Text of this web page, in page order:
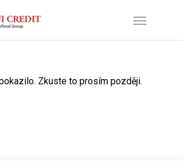
Zkuste to prosím později.